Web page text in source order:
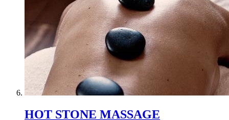
HOT STONE MASSAGE